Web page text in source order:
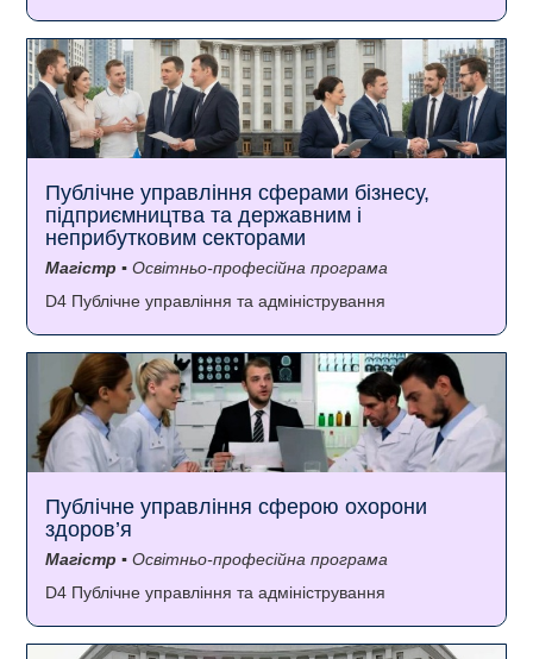
Публічне управління сферами бізнесу,
підприємництва та державним і
неприбутковим секторами
Магістр ▪ Освітньо-професійна програма
D4 Публічне управління та адміністрування
Публічне управління сферою охорони
здоров’я
Магістр ▪ Освітньо-професійна програма
D4 Публічне управління та адміністрування